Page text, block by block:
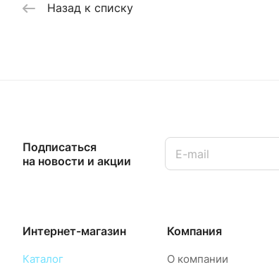
Назад к списку
Подписаться
на новости и акции
Интернет-магазин
Каталог
Компания
О компании